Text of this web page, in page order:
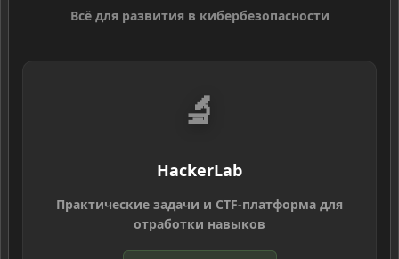
Всё для развития в кибербезопасности
🔬
HackerLab
Практические задачи и CTF-платформа для
отработки навыков